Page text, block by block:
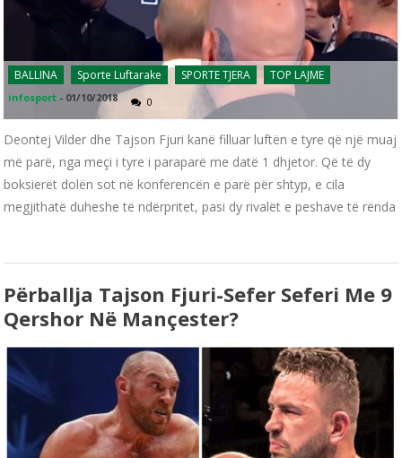
BALLINA Sporte Luftarake SPORTE TJERA TOP LAJME
infosport - 01/10/2018 0
Deontej Vilder dhe Tajson Fjuri kanë filluar luftën e tyre që një muaj
më parë, nga meçi i tyre i paraparë me datë 1 dhjetor. Që të dy
boksierët dolën sot në konferencën e parë për shtyp, e cila
megjithatë duheshe të ndërpritet, pasi dy rivalët e peshave të rënda
Përballja Tajson Fjuri-Sefer Seferi Me 9
Qershor Në Mançester?